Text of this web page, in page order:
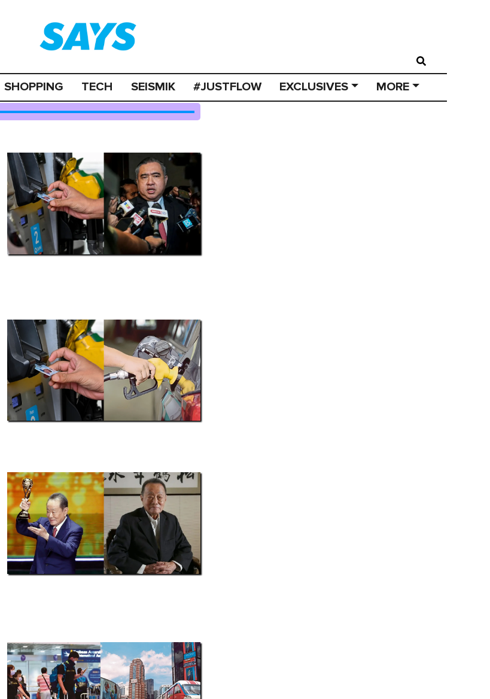
SHOPPING TECH SEISMIK #JUSTFLOW EXCLUSIVES MORE